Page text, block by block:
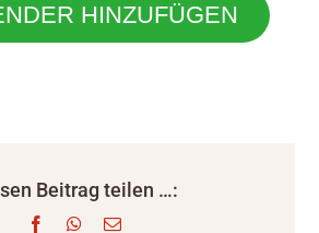
HINZUFÜGEN
Beitrag teilen …:
FacebookWhatsApp
E-